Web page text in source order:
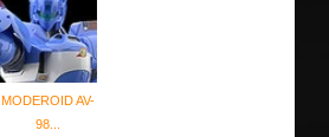
MODEROID AV-
98...